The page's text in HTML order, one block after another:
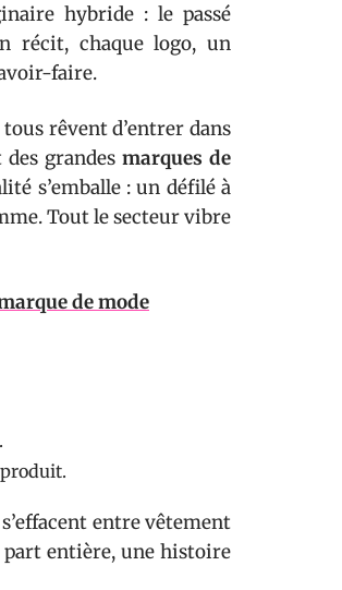
hybride : le passé
récit, chaque logo, un
faire.
rêvent d’entrer dans
grandes marques de
s’emballe : un défilé à
Tout le secteur vibre
de mode
entre vêtement
part entière, une histoire